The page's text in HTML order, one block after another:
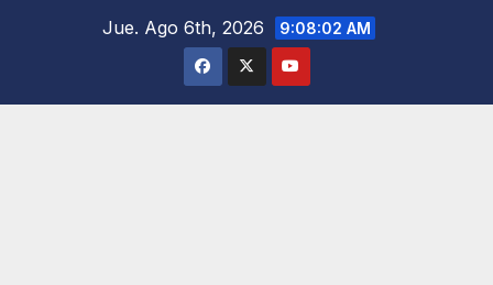
Jue. Ago 6th, 2026 9:08:03 AM